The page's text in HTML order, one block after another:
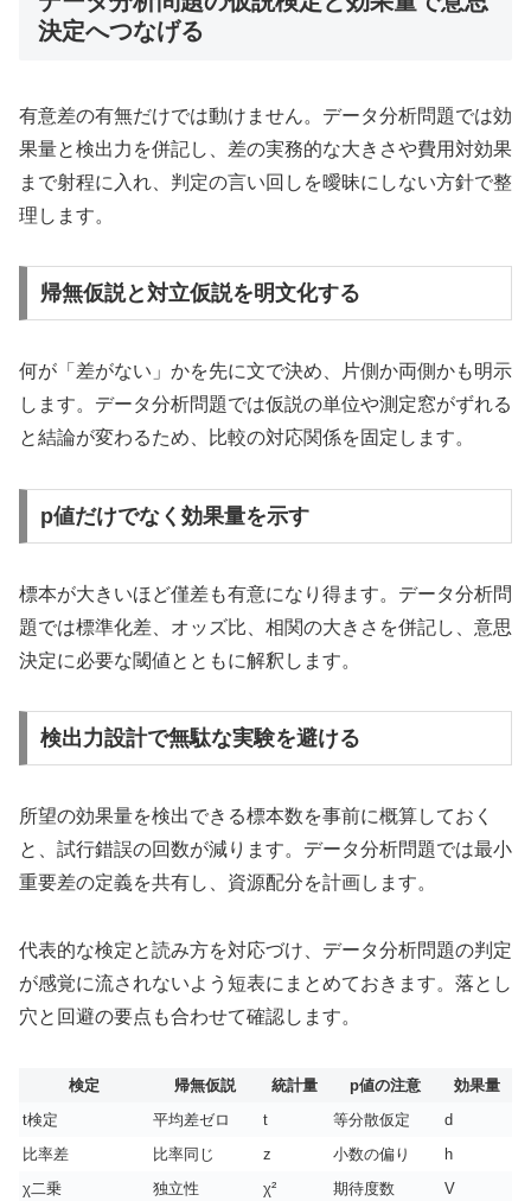
決定へつなげる
有意差の有無だけでは動けません。データ分析問題では効
果量と検出力を併記し、差の実務的な大きさや費用対効果
まで射程に入れ、判定の言い回しを曖昧にしない方針で整
理します。
帰無仮説と対立仮説を明文化する
何が「差がない」かを先に文で決め、片側か両側かも明示
します。データ分析問題では仮説の単位や測定窓がずれる
と結論が変わるため、比較の対応関係を固定します。
p値だけでなく効果量を示す
標本が大きいほど僅差も有意になり得ます。データ分析問
題では標準化差、オッズ比、相関の大きさを併記し、意思
決定に必要な閾値とともに解釈します。
検出力設計で無駄な実験を避ける
所望の効果量を検出できる標本数を事前に概算しておく
と、試行錯誤の回数が減ります。データ分析問題では最小
重要差の定義を共有し、資源配分を計画します。
代表的な検定と読み方を対応づけ、データ分析問題の判定
が感覚に流されないよう短表にまとめておきます。落とし
穴と回避の要点も合わせて確認します。
検定 帰無仮説 統計量 p値の注意
効果量
t検定
平均差ゼロ t 等分散仮定
d
比率差
比率同じ z 小数の偏り
h
χ二乗
独立性 χ² 期待度数 V